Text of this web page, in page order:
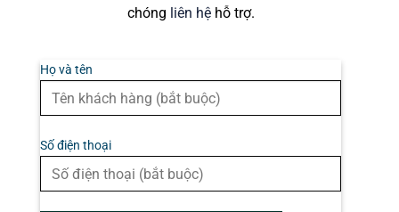
chóng liên hệhỗ trợ.
Họ và tên
Số điện thoại